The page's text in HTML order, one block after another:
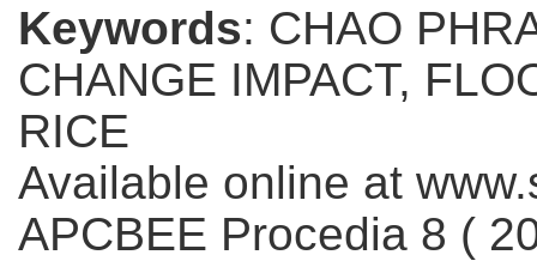
Keywords: CHAO
CHANGE IMPACT,
RICE
Available online at
APCBEE Procedia 8 (